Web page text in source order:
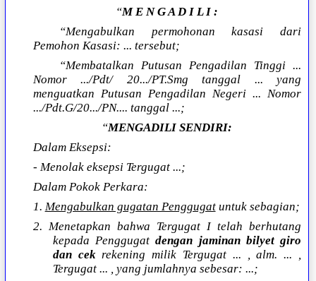
“M E N G A D I L I :
“Mengabulkan permohonan kasasi dari
Pemohon Kasasi: ... tersebut;
“Membatalkan Putusan Pengadilan Tinggi ...
Nomor .../Pdt/ 20.../PT.Smg tanggal ... yang
menguatkan Putusan Pengadilan Negeri ... Nomor
.../Pdt.G/20.../PN.... tanggal ...;
“MENGADILI SENDIRI:
Dalam Eksepsi:
- Menolak eksepsi Tergugat ...;
Dalam Pokok Perkara:
1. Mengabulkan gugatan Penggugatuntuk sebagian;
2. Menetapkan bahwa Tergugat I telah berhutang
kepada Penggugatdengan jaminan bilyet giro
dan cekrekening milik Tergugat ... , alm. ... ,
Tergugat ... , yang jumlahnya sebesar: ...;